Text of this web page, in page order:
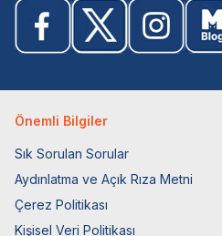
Önemli Bilgiler
Sık Sorulan Sorular
Aydınlatma ve Açık Rıza Metni
Çerez Politikası
Kişisel Veri Politikası